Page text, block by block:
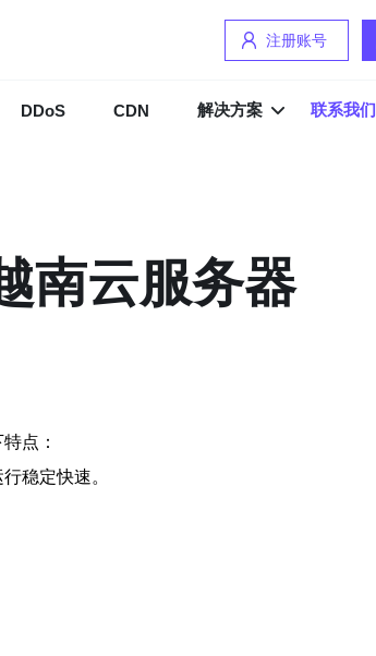
注册账号
DDoS CDN 解决方案 联系我们
南云服务器
点：
稳定快速。